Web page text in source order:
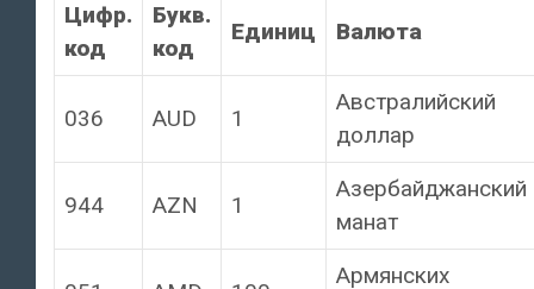
Цифр.
код
Букв.
код
Единиц Валюта
036 AUD 1
Австралийский
доллар
944 AZN 1
Азербайджанский
манат
Армянских